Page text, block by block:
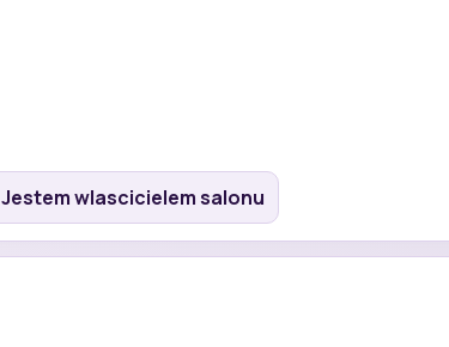
Jestem wlascicielem salonu